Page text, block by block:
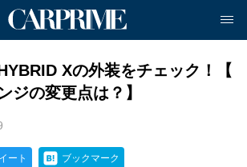
Xの外装をチェック！【
ジの変更点は？】
ート ブックマーク